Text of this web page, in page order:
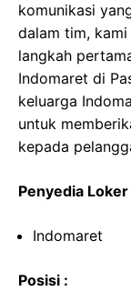
komunikasi
dalam tim,
langkah
Indomaret di
keluarga
untuk
kepada
Penyedia Loker
Indomaret
Posisi :